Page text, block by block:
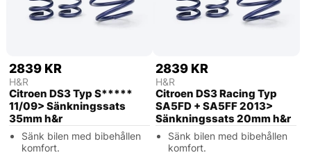
2839 KR
H&R
Citroen DS3 Typ S*****
11/09> Sänkningssats
35mm h&r
Sänk bilen med bibehållen
komfort.
2839 KR
H&R
Citroen DS3 Racing Typ
SA5FD + SA5FF 2013>
Sänkningssats 20mm h&r
Sänk bilen med bibehållen
komfort.